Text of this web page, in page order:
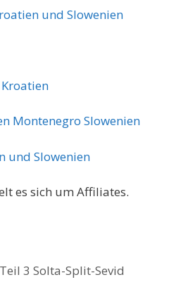
und Slowenien
Montenegro Slowenien
und Slowenien
es sich um Affiliates.
3 Solta-Split-Sevid